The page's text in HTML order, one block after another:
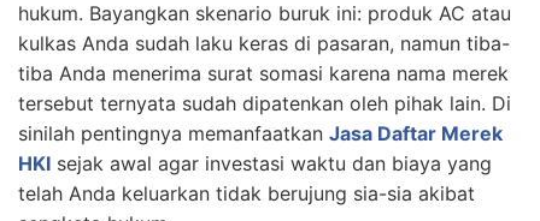
hukum. Bayangkan skenario buruk ini: produk AC atau
kulkas Anda sudah laku keras di pasaran, namun tiba-
tiba Anda menerima surat somasi karena nama merek
tersebut ternyata sudah dipatenkan oleh pihak lain. Di
sinilah pentingnya memanfaatkan Jasa Daftar Merek
HKI sejak awal agar investasi waktu dan biaya yang
telah Anda keluarkan tidak berujung sia-sia akibat